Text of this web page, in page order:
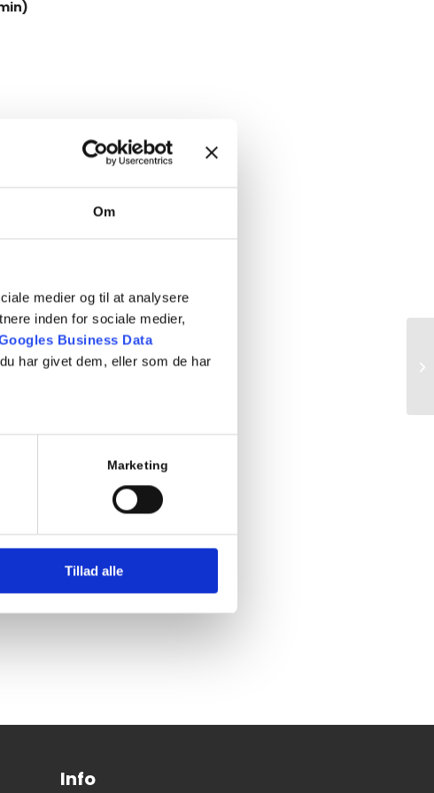
Om
medier og til at analysere
inden for sociale medier,
Business Data
har givet dem, eller som de har
Marketing
Tillad alle
Info